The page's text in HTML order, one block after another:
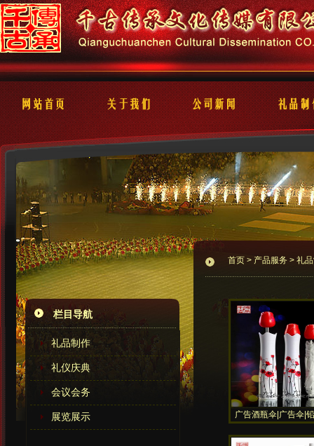
栏目导航
礼品制作
礼仪庆典
会议会务
展览展示
首页 > 产品服务 > 礼
广告酒瓶伞|广告伞|